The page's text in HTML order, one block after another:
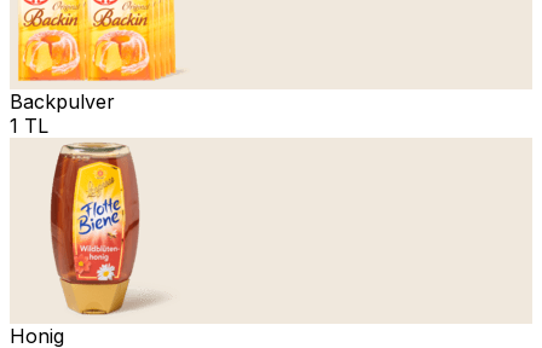
Backpulver
1 TL
Honig